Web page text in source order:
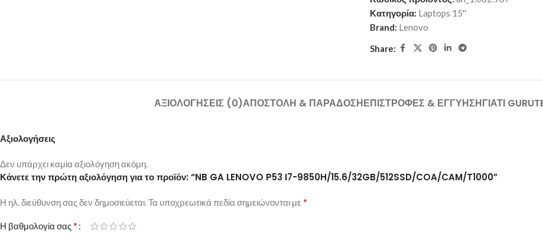
Κατηγορία: Laptops 15''
Brand: Lenovo
Share:
ΑΞΙΟΛΟΓΉΣΕΙΣ (0)ΑΠΟΣΤΟΛΉ & ΠΑΡΆΔΟΣΗΕΠΙΣΤΡΟΦΈΣ & ΕΓΓΎΗΣΗΓΙΑΤΊ
Αξιολογήσεις
Δεν υπάρχει καμία αξιολόγηση ακόμη.
Κάνετε την πρώτη αξιολόγηση για το προϊόν: “NB GA LENOVO P53 I7-9850H/15.6/32GB/512SSD/COA/CAM/T1000”
Η ηλ. διεύθυνση σας δεν δημοσιεύεται.Τα υποχρεωτικά πεδία σημειώνονται με *
Η βαθμολογία σας*